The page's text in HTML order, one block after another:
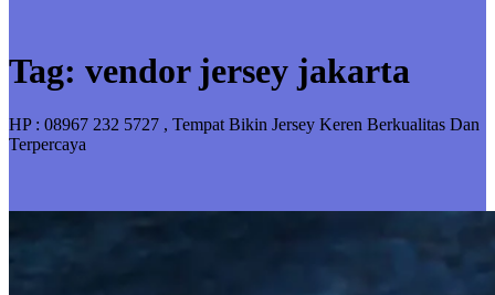
Tag: vendor jersey jakarta
HP : 08967 232 5727 , Tempat Bikin Jersey Keren Berkualitas Dan
Terpercaya